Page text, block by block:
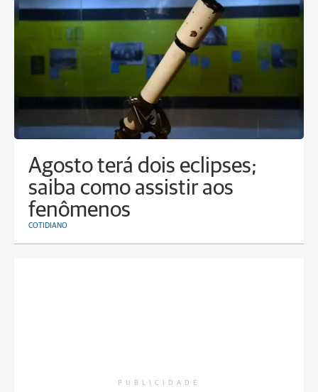
Agosto terá dois eclipses;
saiba como assistir aos
fenômenos
COTIDIANO
PUBLICIDADE